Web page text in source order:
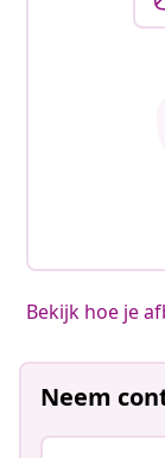
Bekijk hoe je
Neem